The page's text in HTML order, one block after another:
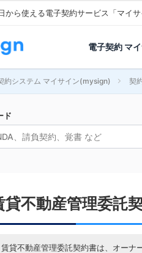
から使える電子契約サービス「マイサ
電子契約 マ
約システム マイサイン(mysign) 契
ド
貸不動産管理委託
賃貸不動産管理委託契約書は、オーナ